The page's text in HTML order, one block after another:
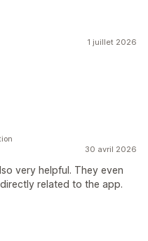
1 juillet 2026
30 avril 2026
very helpful. They even
related to the app.